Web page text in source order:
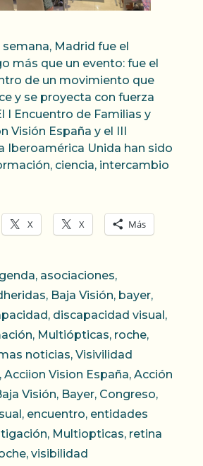
Madrid fue el
más que un evento: fue el
de un movimiento que
y se proyecta con fuerza
I Encuentro de Familias y
Visión España y el III
Iberoamérica Unida han sido
ciencia, intercambio
X X Más
, asociaciones,
, Baja Visión, bayer,
, discapacidad visual ,
, Multiópticas, roche,
noticias, Visivilidad
, Acciion Vision España, Acción
Visión, Bayer, Congreso,
, encuentro, entidades
, Multiopticas, retina
, visibilidad